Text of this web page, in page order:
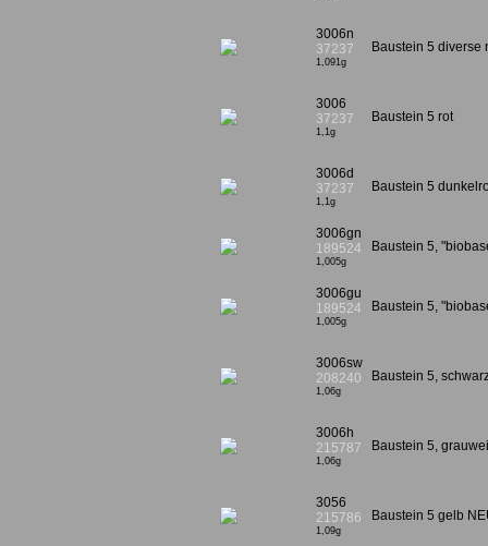
3006n
37237
1,091g
Baustein 5 diverse
3006
37237
1,1g
Baustein 5 rot
3006d
37237
1,1g
Baustein 5
3006gn
189524
1,005g
Baustein 5,
3006gu
189524
1,005g
Baustein 5,
3006sw
208240
1,06g
Baustein 5,
3006h
215787
1,06g
Baustein 5,
3056
215786
1,09g
Baustein 5 gelb